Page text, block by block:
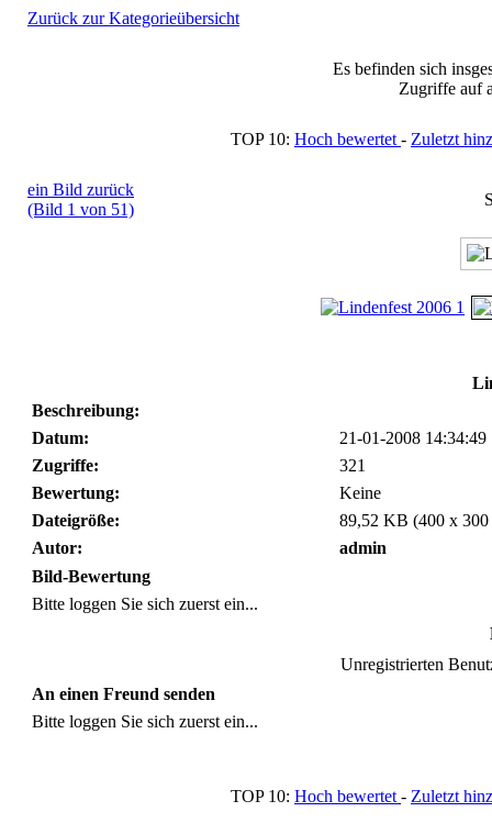
Zurück zur Kategorieübersicht
Es befinden sich
Zugriffe auf
TOP 10: Hoch bewertet - Zuletzt
ein Bild zurück
(Bild 1 von 51)
Beschreibung:
Datum:
21-01-2008 14:34:49
Zugriffe:
321
Bewertung:
Keine
Dateigröße:
89,52 KB (400 x
Autor:
admin
Bild-Bewertung
Bitte loggen Sie sich zuerst ein...
Unregistrierten
An einen Freund senden
Bitte loggen Sie sich zuerst ein...
TOP 10: Hoch bewertet - Zuletzt